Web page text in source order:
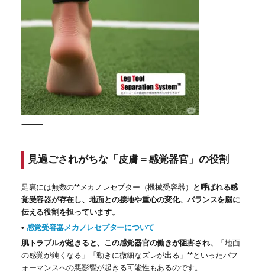
⸻
見過ごされがちな「皮膚＝感覚器官」の役割
足裏には無数の**メカノレセプター（機械受容器）
と呼ばれる感
覚受容器が存在し、地面との接地や重心の変化、バランスを脳に
伝える役割を担っています。
• 感覚受容器メカノレセプターについて
肌トラブルが起きると、この感覚器官の働きが阻害され、
「地面
の感覚が鈍くなる」「動きに微細なズレが出る」**といったパフ
ォーマンスへの悪影響が起きる可能性もあるのです。